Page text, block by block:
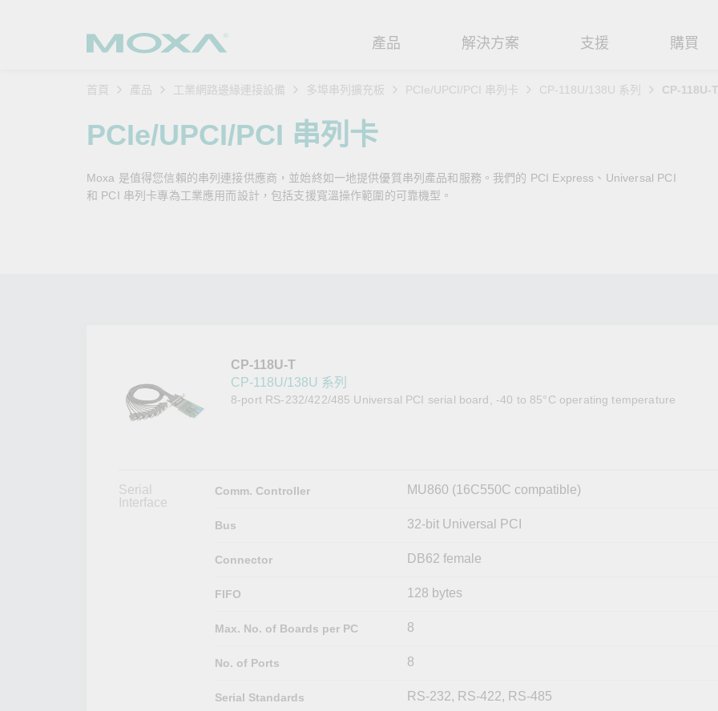
產品
工業網路基礎設施
安全路由器
網路安全設備
串列轉接器
解決方案
產業聚焦
軌道運輸 時效性網路 (TSN)
支援
產品支援
產品 FAQs 保固政策
購買
購買方式
關於我們
緣起與創新
新聞與活動
首頁 產品 工業網路邊緣連接設備 多埠串列擴充板 PCIe/UPCI/PCI 串列卡 CP-118U/138U 系列 CP-118U-T
PCIe/UPCI/PCI 串列卡
Moxa 是值得您信賴的串列連接供應商，並始終如一地提供優質串列產品和服務。我們的 PCI Express、Universal PCI
和 PCI 串列卡專為工業應用而設計，包括支援寬溫操作範圍的可靠機型。
CP-118U-T
CP-118U/138U 系列
8-port RS-232/422/485 Universal PCI serial board, -40 to 85°C operating temperature
Serial
Interface
Comm. Controller MU860 (16C550C compatible)
Bus 32-bit Universal PCI
Connector DB62 female
FIFO 128 bytes
Max. No. of Boards per PC 8
No. of Ports 8
Serial Standards RS-232, RS-422, RS-485